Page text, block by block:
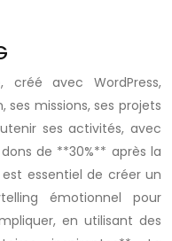
créé avec WordPress,
ses missions, ses projets
ses activités, avec
de **30%** après la
essentiel de créer un
émotionnel pour
en utilisant des